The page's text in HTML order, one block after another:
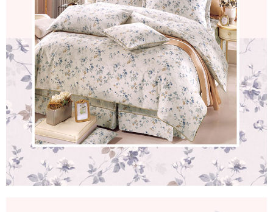
請求用戶進行身份認證。
５．嚴禁一人註冊多個帳號或使用他人資訊註冊。若發現惡意使用之情形，
恩沛科技股份有限公司將有權停止該用戶之使用額度並採取法律行動。